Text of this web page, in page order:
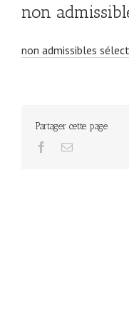
non
non admissibles
Partager cette page